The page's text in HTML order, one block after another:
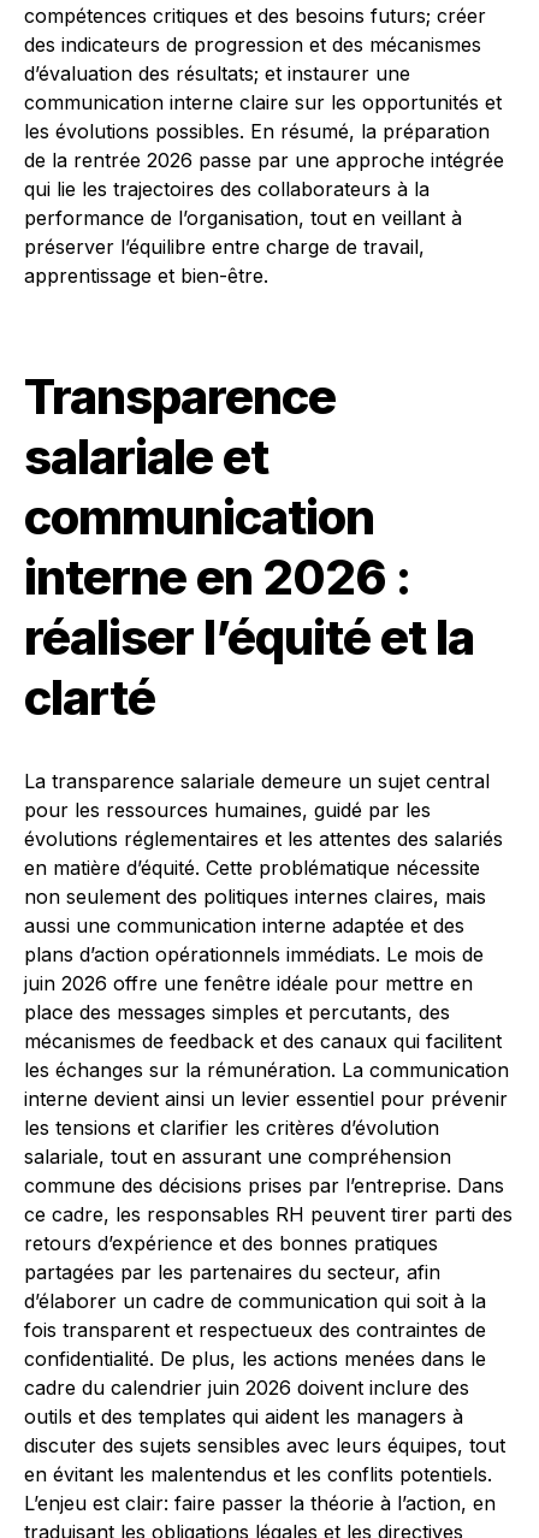
compétences critiques et des besoins futurs; créer
des indicateurs de progression et des mécanismes
d’évaluation des résultats; et instaurer une
communication interne claire sur les opportunités et
les évolutions possibles. En résumé, la préparation
de la rentrée 2026 passe par une approche intégrée
qui lie les trajectoires des collaborateurs à la
performance de l’organisation, tout en veillant à
préserver l’équilibre entre charge de travail,
apprentissage et bien-être.
Transparence
salariale et
communication
interne en 2026 :
réaliser l’équité et la
clarté
La transparence salariale demeure un sujet central
pour les ressources humaines, guidé par les
évolutions réglementaires et les attentes des salariés
en matière d’équité. Cette problématique nécessite
non seulement des politiques internes claires, mais
aussi une communication interne adaptée et des
plans d’action opérationnels immédiats. Le mois de
juin 2026 offre une fenêtre idéale pour mettre en
place des messages simples et percutants, des
mécanismes de feedback et des canaux qui facilitent
les échanges sur la rémunération. La communication
interne devient ainsi un levier essentiel pour prévenir
les tensions et clarifier les critères d’évolution
salariale, tout en assurant une compréhension
commune des décisions prises par l’entreprise. Dans
ce cadre, les responsables RH peuvent tirer parti des
retours d’expérience et des bonnes pratiques
partagées par les partenaires du secteur, afin
d’élaborer un cadre de communication qui soit à la
fois transparent et respectueux des contraintes de
confidentialité. De plus, les actions menées dans le
cadre du calendrier juin 2026 doivent inclure des
outils et des templates qui aident les managers à
discuter des sujets sensibles avec leurs équipes, tout
en évitant les malentendus et les conflits potentiels.
L’enjeu est clair: faire passer la théorie à l’action, en
traduisant les obligations légales et les directives